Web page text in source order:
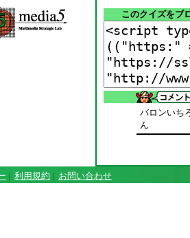
このクイズをブ
バロンいち
ん
| 利用規約 | お問い合わせ